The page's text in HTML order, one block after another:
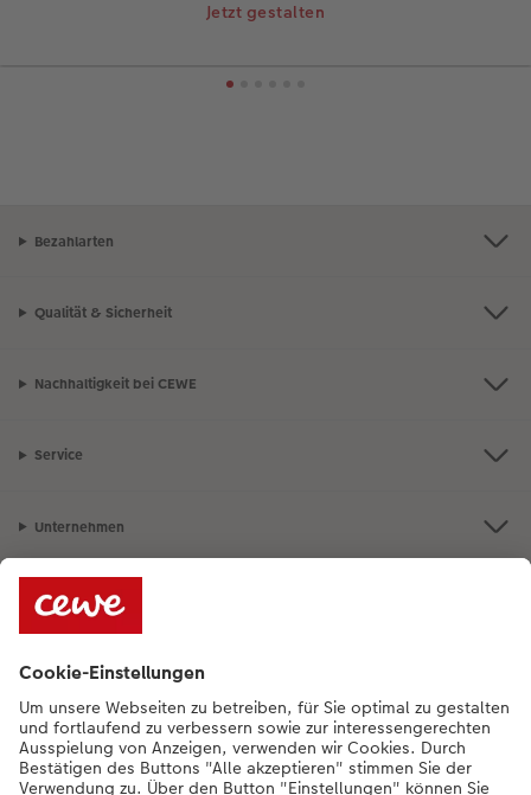
Jetzt gestalten
Bezahlarten
Qualität & Sicherheit
Nachhaltigkeit bei CEWE
Service
Unternehmen
Sortiment
Bei Fragen können Sie uns gern anrufen:+352 27397723 [Mo bis Fr von